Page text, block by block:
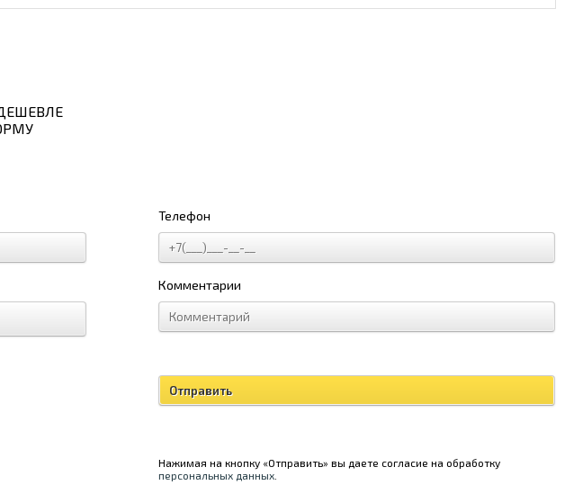
Телефон
Комментарии
Нажимая на кнопку «Отправить» вы даете согласие на обработку
персональных данных.